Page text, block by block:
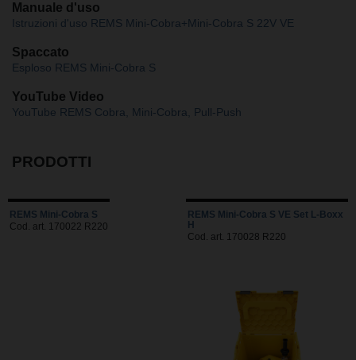
Manuale d'uso
Istruzioni d'uso REMS Mini-Cobra+Mini-Cobra S 22V VE
Spaccato
Esploso REMS Mini-Cobra S
YouTube Video
YouTube REMS Cobra, Mini-Cobra, Pull-Push
PRODOTTI
REMS Mini-Cobra S
Cod. art. 170022 R220
REMS Mini-Cobra S VE Set L-Boxx
H
Cod. art. 170028 R220